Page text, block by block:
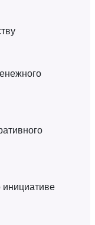
инициативе